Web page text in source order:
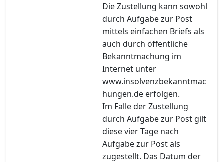
Die Zustellung kann sowohl
durch Aufgabe zur Post
mittels einfachen Briefs als
auch durch öffentliche
Bekanntmachung im
Internet unter
www.insolvenzbekanntmac
hungen.de erfolgen.
Im Falle der Zustellung
durch Aufgabe zur Post gilt
diese vier Tage nach
Aufgabe zur Post als
zugestellt. Das Datum der